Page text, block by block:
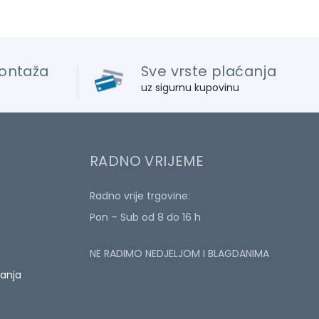
Sve vrste plaćanja
uz sigurnu kupovinu
RADNO VRIJEME
Radno vrije trgovine:
Pon – Sub od 8 do 16 h
NE RADIMO NEDJELJOM I BLAGDANIMA